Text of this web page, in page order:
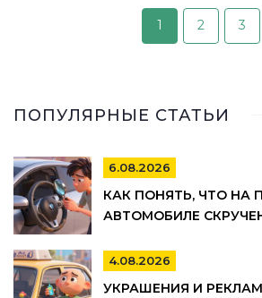
1 2 3
ПОПУЛЯРНЫЕ СТАТЬИ
6.08.2026
КАК ПОНЯТЬ, ЧТО
АВТОМОБИЛЕ
4.08.2026
УКРАШЕНИЯ И